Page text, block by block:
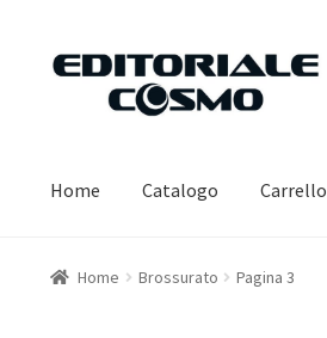
Vai
navigazione
Vai
Home Catalogo Carrello
Home Brossurato Pagina 3